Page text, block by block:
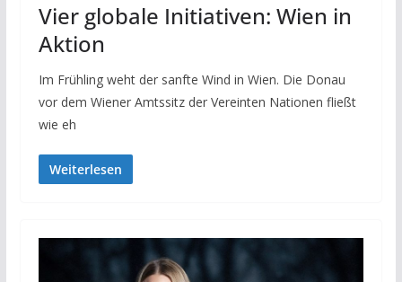
Vier globale Initiativen: Wien in
Aktion
Im Frühling weht der sanfte Wind in Wien. Die Donau
vor dem Wiener Amtssitz der Vereinten Nationen fließt
wie eh
Weiterlesen